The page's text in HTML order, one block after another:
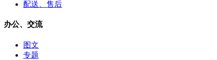
配送、售后
办公、交流
图文
专题